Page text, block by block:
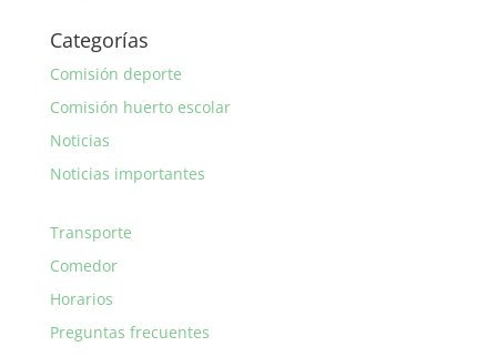
Categorías
Comisión deporte
Comisión huerto escolar
Noticias
Noticias importantes
Transporte
Comedor
Horarios
Preguntas frecuentes